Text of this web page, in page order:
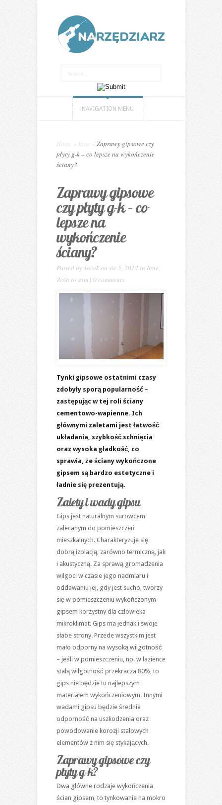
NAVIGATION MENU
Home Inne
Zaprawy gipsowe czy
płyty g-k – co lepsze na wykończenie
ściany?
Zaprawy gipsowe
czy płyty g-k – co
lepsze na
wykończenie
ściany?
Posted byJacek on sie 5, 2014 in Inne,
Zrób to sam| 0 comments
Tynki gipsowe ostatnimi czasy
zdobyły sporą popularność –
zastępując w tej roli ściany
cementowo-wapienne. Ich
głównymi zaletami jest łatwość
układania, szybkość schnięcia
oraz wysoka gładkość, co
sprawia, że ściany wykończone
gipsem są bardzo estetyczne i
ładnie się prezentują.
Zalety i wady gipsu
Gips jest naturalnym surowcem
zalecanym do pomieszczeń
mieszkalnych. Charakteryzuje się
dobrą izolacją, zarówno termiczną, jak
i akustyczną. Za sprawą gromadzenia
wilgoci w czasie jego nadmiaru i
oddawaniu jej, gdy jest sucho, tworzy
się w pomieszczeniu wykończonym
gipsem korzystny dla człowieka
mikroklimat. Gips ma jednak i swoje
słabe strony. Przede wszystkim jest
mało odporny na wysoką wilgotność
– jeśli w pomieszczeniu, np. w łazience
stałą wilgotność przekracza 80%, to
gips nie będzie tu najlepszym
materiałem wykończeniowym. Innymi
wadami gipsu będzie średnia
odporność na uszkodzenia oraz
powodowanie korozji stalowych
elementów z nim się stykających.
Zaprawy gipsowe czy
płyty g-k?
Dwa główne rodzaje wykończenia
ścian gipsem, to tynkowanie na mokro